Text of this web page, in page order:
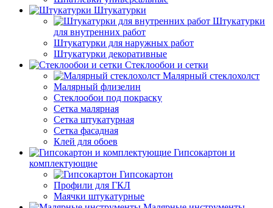
Штукатурки
Штукатурки
для внутренних работ
Штукатурки для наружных работ
Штукатурки декоративные
Стеклообои и сетки
Малярный стеклохолст
Малярный флизелин
Стеклообои под покраску
Сетка малярная
Сетка штукатурная
Сетка фасадная
Клей для обоев
Гипсокартон и
комплектующие
Гипсокартон
Профили для ГКЛ
Маячки штукатурные